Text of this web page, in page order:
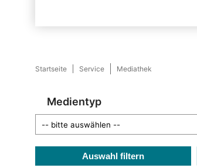
Startseite Service Mediathek
Medientyp
Auswahl filtern